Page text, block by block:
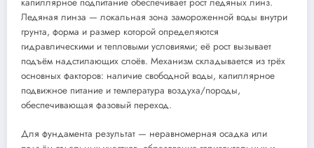
капиллярное подпитание обеспечивает рост ледяных линз.
Ледяная линза — локальная зона замороженной воды внутри
грунта, форма и размер которой определяются
гидравлическими и тепловыми условиями; её рост вызывает
подъём надстилающих слоёв. Механизм складывается из трёх
основных факторов: наличие свободной воды, капиллярное
подвижное питание и температура воздуха/породы,
обеспечивающая фазовый переход.
Для фундамента результат — неравномерная осадка или